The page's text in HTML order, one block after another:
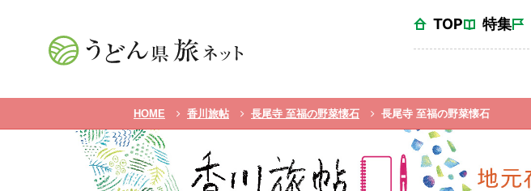
TOP 特集
HOME 香川旅帖 長尾寺 至福の野菜懐石 長尾寺 至福の野菜懐石